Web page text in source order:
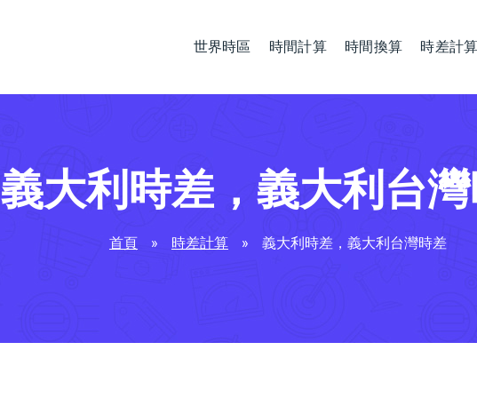
世界時區 時間計算 時間換算 時差計
義大利時差，義大利台
首頁 » 時差計算 » 義大利時差，義大利台灣時差